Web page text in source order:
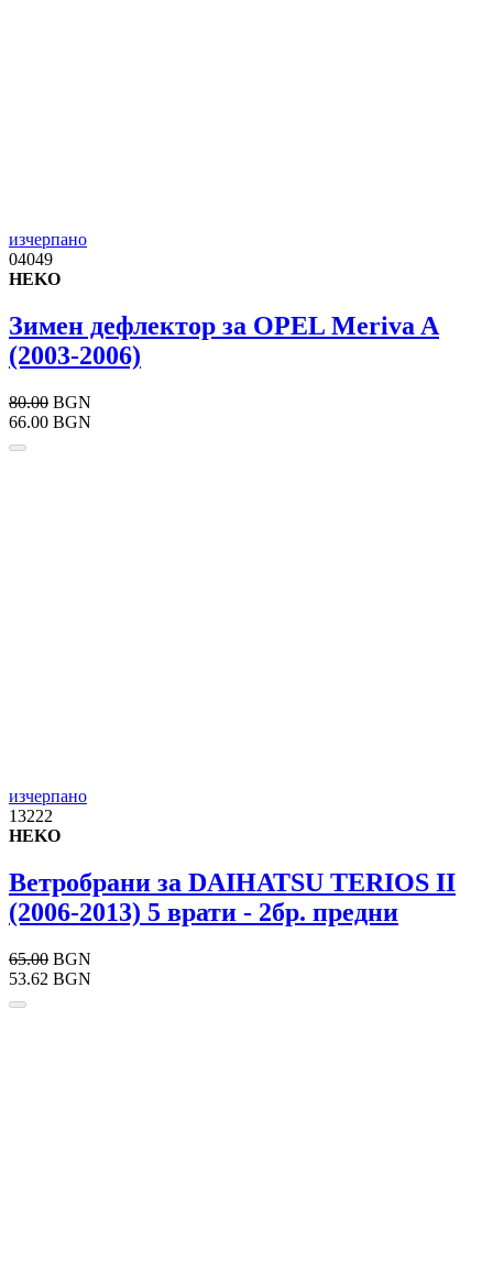
изчерпано
04049
HEKO
Зимен дефлектор за OPEL Meriva A
(2003-2006)
80.00 BGN
66.00 BGN
изчерпано
13222
HEKO
Ветробрани за DAIHATSU TERIOS II
(2006-2013) 5 врати - 2бр. предни
65.00 BGN
53.62 BGN